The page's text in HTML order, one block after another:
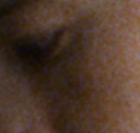
Publications